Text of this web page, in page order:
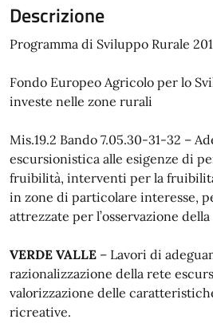
Descrizione
Programma di Sviluppo Rurale
Fondo Europeo Agricolo per lo
investe nelle zone rurali
Mis.19.2 Bando 7.05.30-31-32 –
escursionistica alle esigenze di
fruibilità, interventi per la
in zone di particolare interesse,
attrezzate per l’osservazione
VERDE VALLE – Lavori di
razionalizzazione della rete
valorizzazione delle
ricreative.